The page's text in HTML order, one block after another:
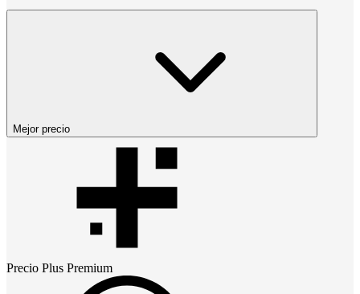
Mejor precio
Precio Plus Premium